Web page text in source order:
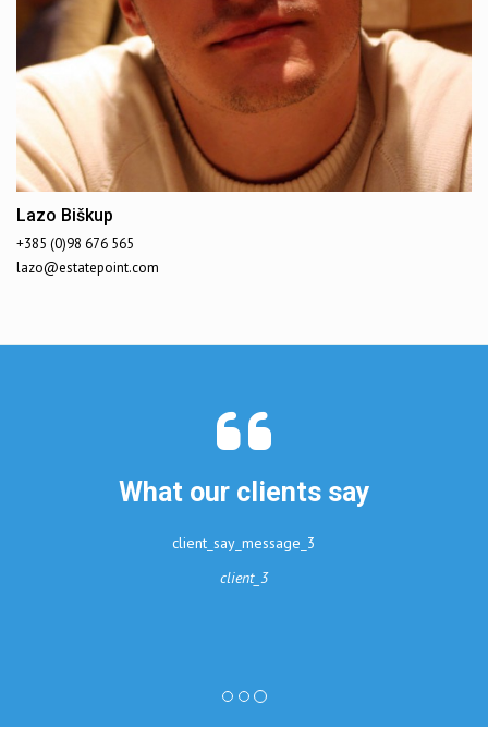
Lazo Biškup
+385 (0)98 676 565
lazo@estatepoint.com
What our clients say
client_say_message_3
client_3